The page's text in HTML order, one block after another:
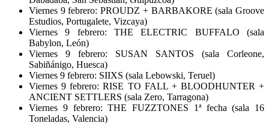
Viernes 9 febrero: PROUDZ + BARBAKORE (sala Groove
Estudios, Portugalete, Vizcaya)
Viernes 9 febrero: THE ELECTRIC BUFFALO (sala
Babylon, León)
Viernes 9 febrero: SUSAN SANTOS (sala Corleone,
Sabiñánigo, Huesca)
Viernes 9 febrero: SIIXS (sala Lebowski, Teruel)
Viernes 9 febrero: RISE TO FALL + BLOODHUNTER +
ANCIENT SETTLERS (sala Zero, Tarragona)
Viernes 9 febrero: THE FUZZTONES 1ª fecha (sala 16
Toneladas, Valencia)